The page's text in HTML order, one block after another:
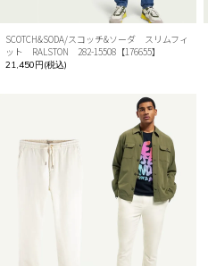
SCOTCH&SODA/スコッチ&ソーダ スリムフィ
ット RALSTON 282-15508【176655】
21,450円(税込)